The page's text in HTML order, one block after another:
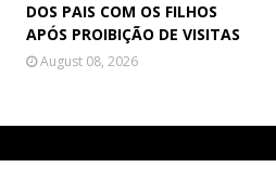
DOS PAIS COM OS FILHOS
APÓS PROIBIÇÃO DE VISITAS
August 08, 2026